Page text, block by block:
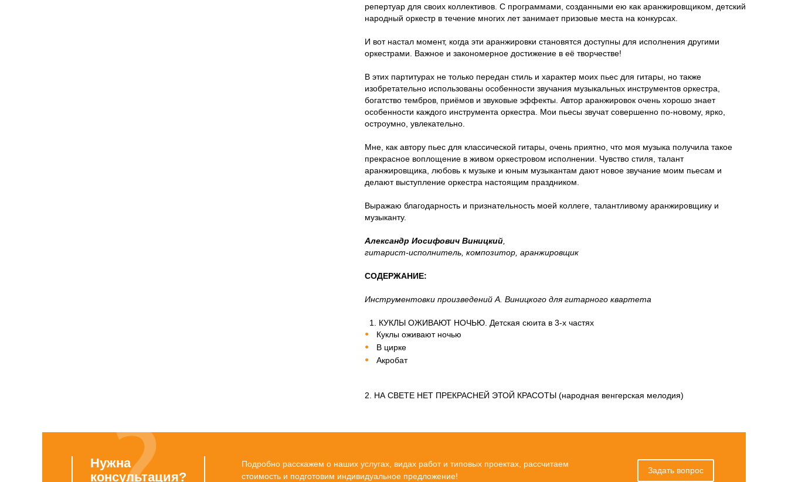
репертуар для своих коллективов. С программами, созданными ею как аранжировщиком, детский
народный оркестр в течение многих лет занимает призовые места на конкурсах.
И вот настал момент, когда эти аранжировки становятся доступны для исполнения другими
оркестрами. Важное и закономерное достижение в её творчестве!
В этих партитурах не только передан стиль и характер моих пьес для гитары, но также
изобретательно использованы особенности звучания музыкальных инструментов оркестра,
богатство тембров‚ приёмов и звуковые эффекты. Автор аранжировок очень хорошо знает
особенности каждого инструмента оркестра. Мои пьесы звучат совершенно по-новому, ярко,
остроумно, увлекательно.
Мне, как автору пьес для классической гитары, очень приятно, что моя музыка получила такое
прекрасное воплощение в живом оркестровом исполнении. Чувство стиля, талант
аранжировщика, любовь к музыке и юным музыкантам дают новое звучание моим пьесам и
делают выступление оркестра настоящим праздником.
Выражаю благодарность и признательность моей коллеге, талантливому аранжировщику и
музыканту.
Александр Иосифович Виницкий
гитарист-исполнитель, композитор, аранжировщик
СОДЕРЖАНИЕ:
Инструментовки произведений А. Виницкого для гитарного квартета
1. КУКЛЫ ОЖИВАЮТ НОЧЬЮ. Детская сюита в 3-х частях
Куклы оживают ночью
В цирке
Акробат
2. НА СВЕТЕ НЕТ ПРЕКРАСНЕЙ ЭТОЙ КРАСОТЫ (народная венгерская мелодия)
Нужна
консультация?
Подробно расскажем о наших услугах, видах работ и типовых проектах, рассчитаем
стоимость и подготовим индивидуальное предложение!
Задать вопрос